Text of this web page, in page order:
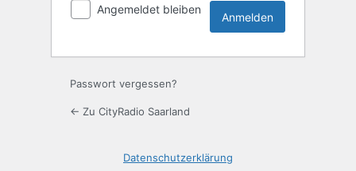
Angemeldet bleiben
Passwort vergessen?
← Zu CityRadio Saarland
Datenschutzerklärung